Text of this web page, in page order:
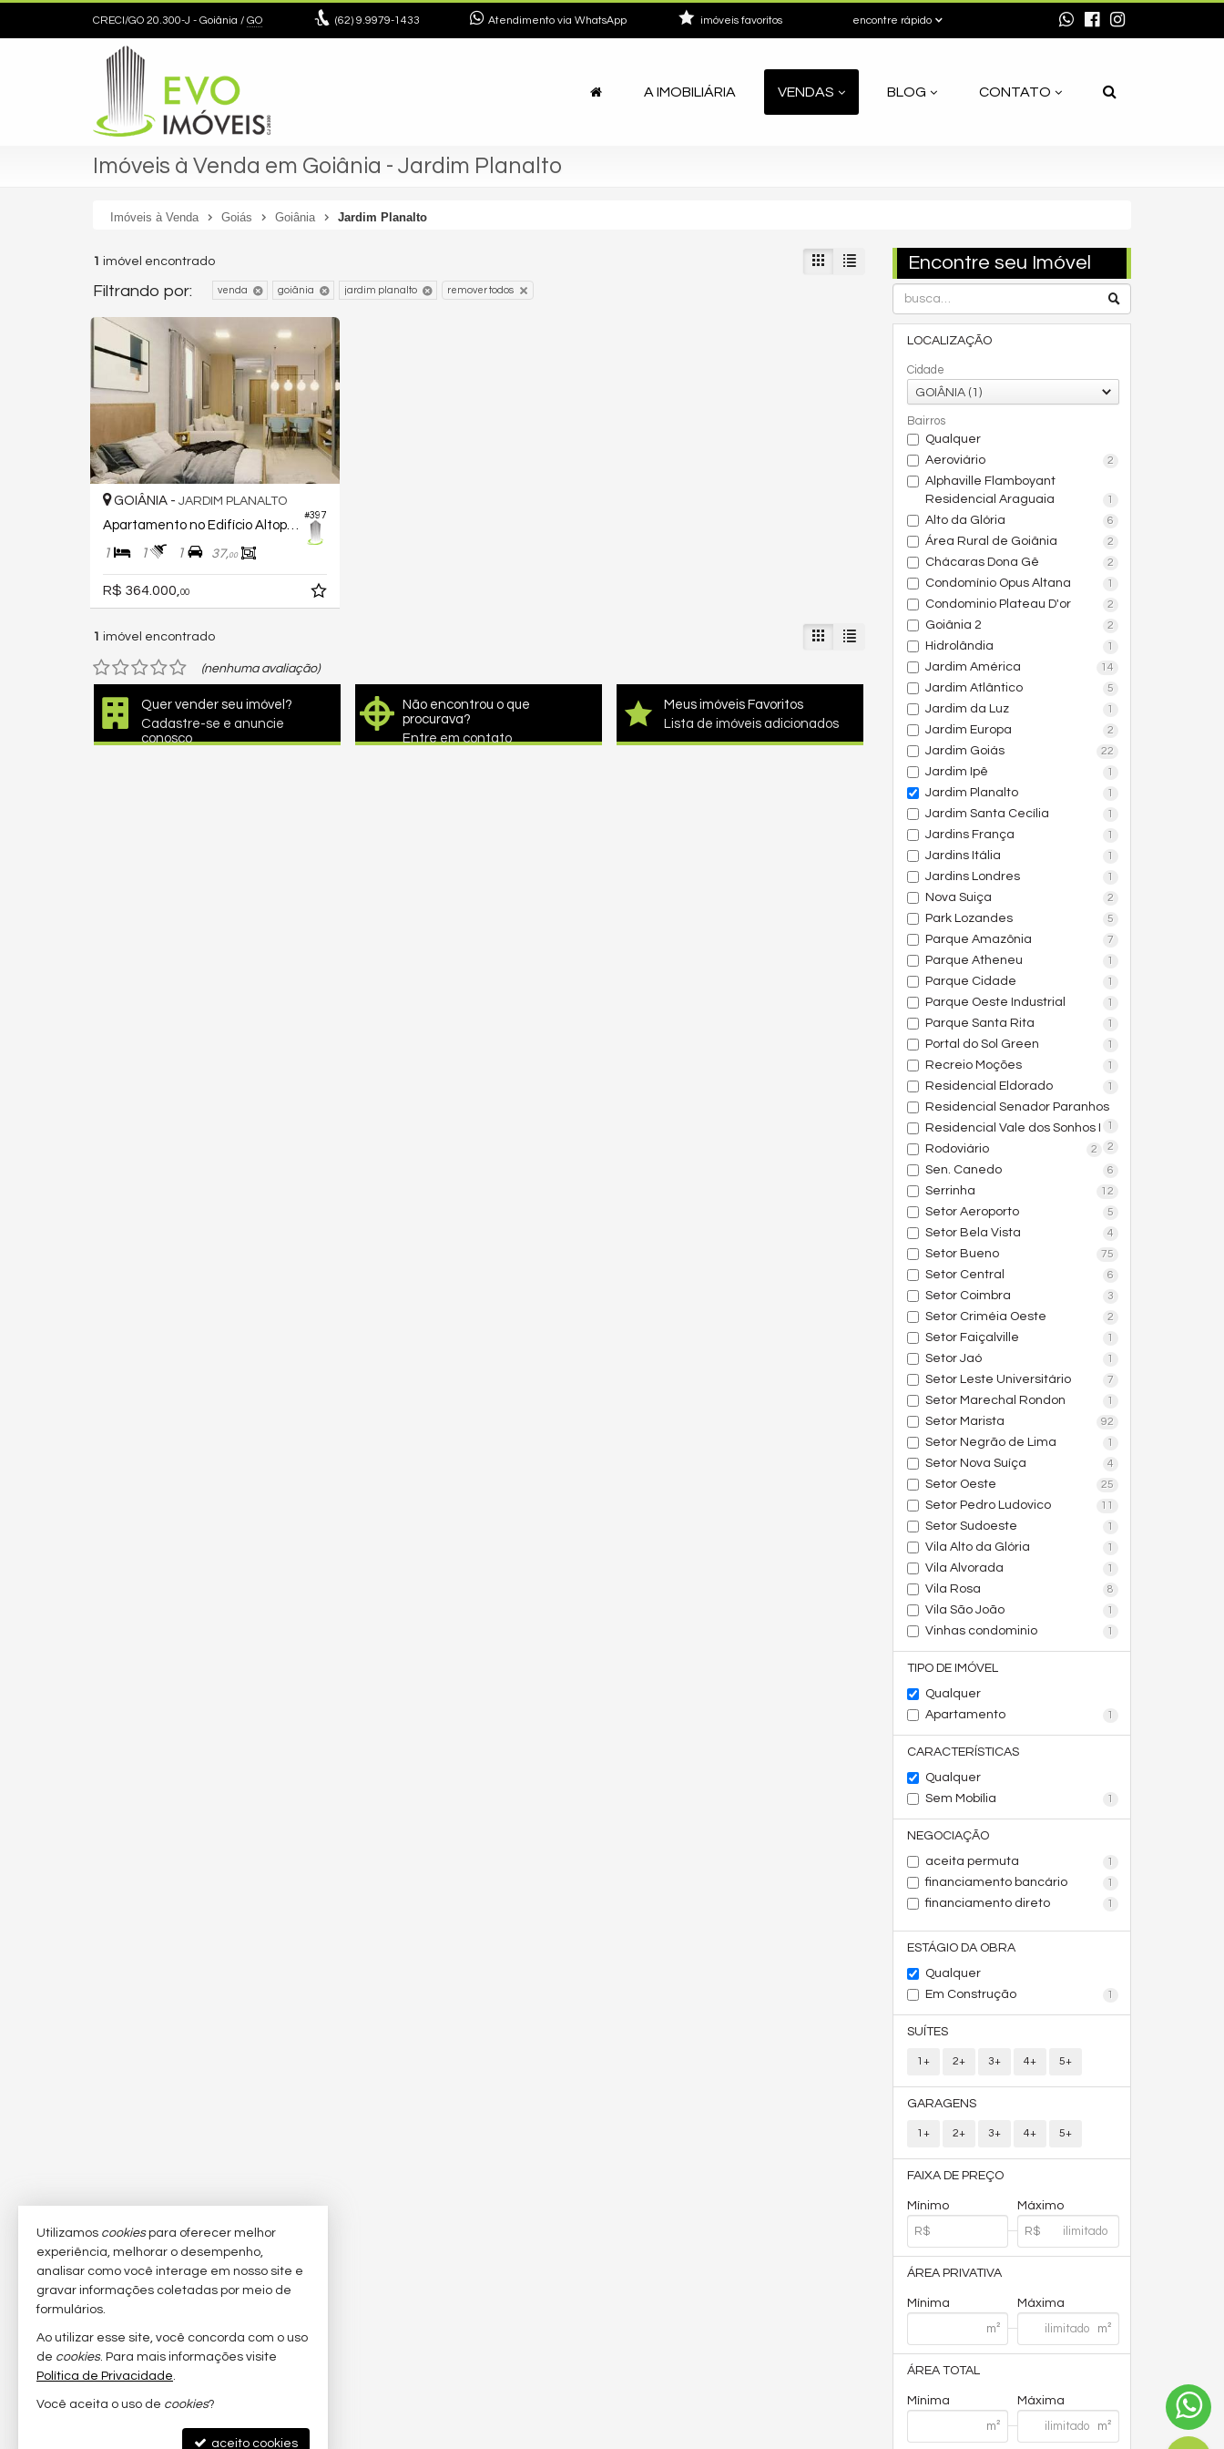
CRECI/GO 20.300-J - Goiânia / GO (62) 9.9979-1433 Atendimento via WhatsApp encontre rápido
imóveis favoritos
A IMOBILIÁRIA VENDAS BLOG CONTATO
Imóveis à Venda em Goiânia - Jardim Planalto
Imóveis à Venda Goiás Goiânia Jardim Planalto
Encontre seu Imóvel
LOCALIZAÇÃO
Cidade
GOIÂNIA (1)
Bairros
Qualquer
Aeroviário
2
Alphaville Flamboyant
Residencial Araguaia
1
Alto da Glória 6
Área Rural de Goiânia 2
Chácaras Dona Gê 2
Condomínio Opus Altana 1
Condominio Plateau D'or 2
Goiânia 2 2
Hidrolândia 1
Jardim América 14
Jardim Atlântico 5
Jardim da Luz 1
Jardim Europa 2
Jardim Goiás 22
Jardim Ipê 1
Jardim Planalto 1
Jardim Santa Cecília 1
Jardins França 1
Jardins Itália 1
Jardins Londres 1
Nova Suiça 2
Park Lozandes 5
Parque Amazônia 7
Parque Atheneu 1
Parque Cidade 1
Parque Oeste Industrial 1
Parque Santa Rita 1
Portal do Sol Green 1
Recreio Moções 1
Residencial Eldorado 1
Residencial Senador Paranhos
1
Residencial Vale dos Sonhos I
2
Rodoviário 2
Sen. Canedo 6
Serrinha 12
Setor Aeroporto 5
Setor Bela Vista 4
Setor Bueno 75
Setor Central 6
Setor Coimbra 3
Setor Criméia Oeste 2
Setor Faiçalville 1
Setor Jaó 1
Setor Leste Universitário 7
Setor Marechal Rondon 1
Setor Marista 92
Setor Negrão de Lima 1
Setor Nova Suíça 4
Setor Oeste 25
Setor Pedro Ludovico 11
Setor Sudoeste 1
Vila Alto da Glória 1
Vila Alvorada 1
Vila Rosa 8
Vila São João 1
Vinhas condominio 1
TIPO DE IMÓVEL
Qualquer
Apartamento
1
CARACTERÍSTICAS
Qualquer
Sem Mobília
1
NEGOCIAÇÃO
aceita permuta
1
financiamento bancário 1
financiamento direto 1
ESTÁGIO DA OBRA
Qualquer
Em Construção
1
SUÍTES
1+ 2+ 3+ 4+ 5+
GARAGENS
1+ 2+ 3+ 4+ 5+
FAIXA DE PREÇO
Mínimo Máximo
ÁREA PRIVATIVA
Mínima Máxima
ÁREA TOTAL
Mínima Máxima
1 imóvel encontrado
Filtrando por: venda goiânia jardim planalto remover todos
#397
GOIÂNIA - JARDIM PLANALTO
1 1 1 37,00
R$ 364.000, 00
1 imóvel encontrado
(nenhuma avaliação)
Quer vender seu imóvel?
Cadastre-se e anuncie
conosco
Não encontrou o que
procurava?
Entre em contato
Meus imóveis Favoritos
Lista de imóveis adicionados
Utilizamos cookiespara oferecer melhor
experiência, melhorar o desempenho,
analisar como você interage em nosso site e
gravar informações coletadas por meio de
formulários.
Ao utilizar esse site, você concorda com o uso
de cookies. Para mais informações visite
Política de Privacidade.
Você aceita o uso de cookies?
aceito cookies